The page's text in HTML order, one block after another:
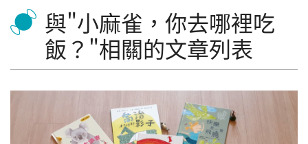
與"小麻雀，你去哪裡吃
飯？"相關的文章列表